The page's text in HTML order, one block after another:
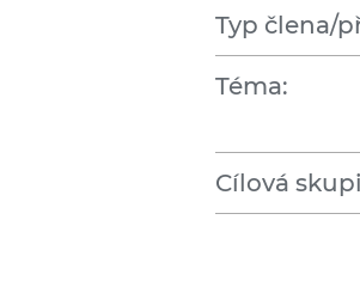
Typ člena/
Téma:
Cílová